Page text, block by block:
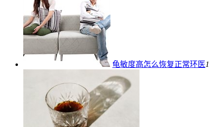
龟敏度高怎么恢复正常环医1